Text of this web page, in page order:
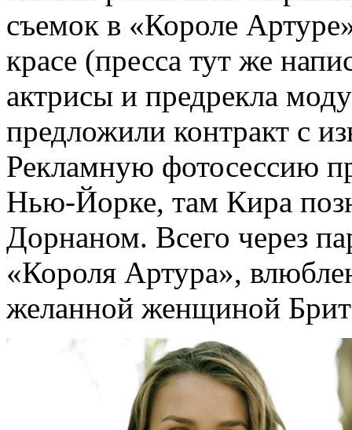
съемок в «Короле
красе (пресса тут же
актрисы и предрекла
предложили контракт с
Рекламную фотосессию
Нью-Йорке, там Кира
Дорнаном. Всего через
«Короля Артура»,
желанной женщиной